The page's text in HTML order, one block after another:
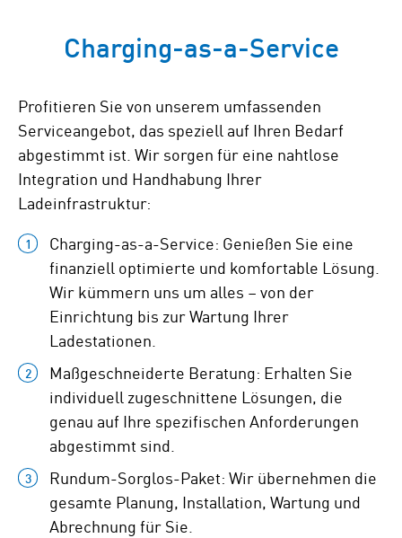
Charging-as-a-Service
Profitieren Sie von unserem umfassenden
Serviceangebot, das speziell auf Ihren Bedarf
abgestimmt ist. Wir sorgen für eine nahtlose
Integration und Handhabung Ihrer
Ladeinfrastruktur:
Charging-as-a-Service: Genießen Sie eine
finanziell optimierte und komfortable Lösung.
Wir kümmern uns um alles – von der
Einrichtung bis zur Wartung Ihrer
Ladestationen.
Maßgeschneiderte Beratung: Erhalten Sie
individuell zugeschnittene Lösungen, die
genau auf Ihre spezifischen Anforderungen
abgestimmt sind.
Rundum-Sorglos-Paket: Wir übernehmen die
gesamte Planung, Installation, Wartung und
Abrechnung für Sie.